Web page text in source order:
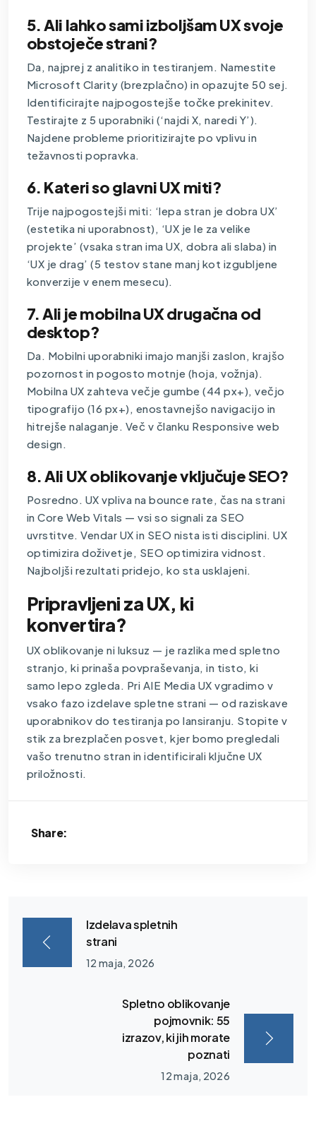
5. Ali lahko sami izboljšam UX svoje
obstoječe strani?
Da, najprej z analitiko in testiranjem. Namestite
Microsoft Clarity (brezplačno) in opazujte 50 sej.
Identificirajte najpogostejše točke prekinitev.
Testirajte z 5 uporabniki (‘najdi X, naredi Y’).
Najdene probleme prioritizirajte po vplivu in
težavnosti popravka.
6. Kateri so glavni UX miti?
Trije najpogostejši miti: ‘lepa stran je dobra UX’
(estetika ni uporabnost), ‘UX je le za velike
projekte’ (vsaka stran ima UX, dobra ali slaba) in
‘UX je drag’ (5 testov stane manj kot izgubljene
konverzije v enem mesecu).
7. Ali je mobilna UX drugačna od
desktop?
Da. Mobilni uporabniki imajo manjši zaslon, krajšo
pozornost in pogosto motnje (hoja, vožnja).
Mobilna UX zahteva večje gumbe (44 px+), večjo
tipografijo (16 px+), enostavnejšo navigacijo in
hitrejše nalaganje. Več v članku Responsive web
design.
8. Ali UX oblikovanje vključuje SEO?
Posredno. UX vpliva na bounce rate, čas na strani
in Core Web Vitals — vsi so signali za SEO
uvrstitve. Vendar UX in SEO nista isti disciplini. UX
optimizira doživetje, SEO optimizira vidnost.
Najboljši rezultati pridejo, ko sta usklajeni.
Pripravljeni za UX, ki
konvertira?
UX oblikovanje ni luksuz — je razlika med spletno
stranjo, ki prinaša povpraševanja, in tisto, ki
samo lepo zgleda. Pri AIE Media UX vgradimo v
vsako fazo izdelave spletne strani — od raziskave
uporabnikov do testiranja po lansiranju. Stopite v
stik za brezplačen posvet, kjer bomo pregledali
vašo trenutno stran in identificirali ključne UX
priložnosti.
Share:
Izdelava spletnih
strani
12 maja, 2026
Spletno oblikovanje
pojmovnik: 55
izrazov, ki jih morate
poznati
12 maja, 2026